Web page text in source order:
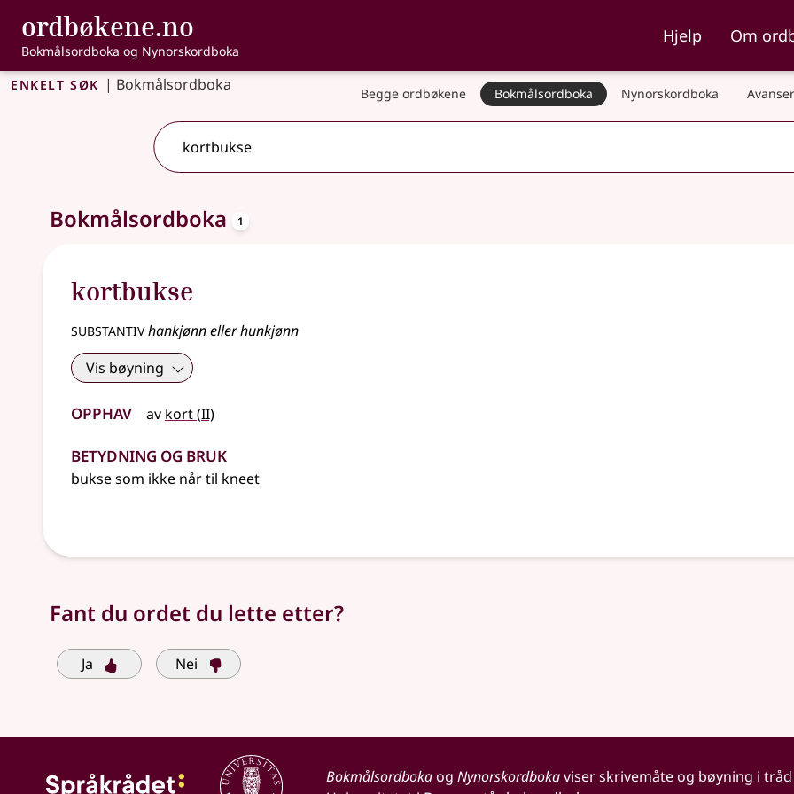
Gå til hovedinnhold
Tilgjengelighet
ordbøkene.no , Bokmålsordboka og Nynorskordboka
Bokmålsordboka og Nynorskordboka
Hjelp Om
Enkelt søk | Bokmålsordboka Begge ordbøkene Bokmålsordboka Nynorskordboka
Ett treff.Ytterligere søkeforslag tilgjengelige
Bokmålsordboka 1
kortbukse
substantivhankjønn eller hunkjønn
Vis bøyning
Opphav av kort(2
II)
Betydning og bruk
bukse som ikke når til kneet
Fant du ordet du lette etter?
Ja Nei
Bokmålsordbokaog Nynorskordbokaviser skrivemåte og bøyning i